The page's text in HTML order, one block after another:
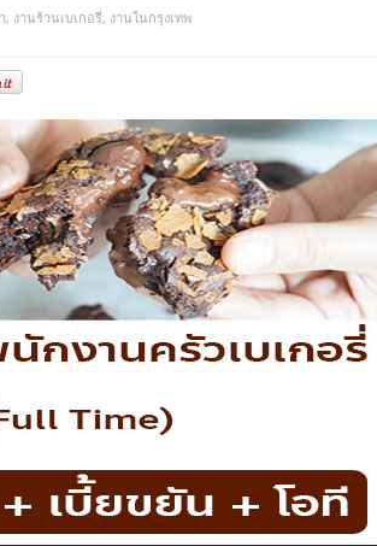
, งานร้านเบเกอรี่, งานในกรุงเทพ